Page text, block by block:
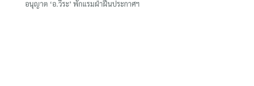
อนุญาต ‘อ.วีระ’ พักแรมฝ่าฝืนประกาศฯ